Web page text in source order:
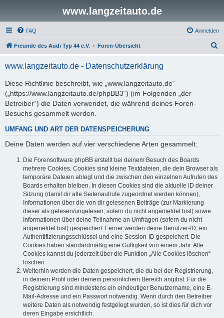
www.langzeitauto.de
FAQ Anmelden
Freunde des Audi Typ 44 e.V. Foren-Übersicht
www.langzeitauto.de - Datenschutzerklärung
Diese Richtlinie beschreibt, wie „www.langzeitauto.de“
(„https://www.langzeitauto.de/phpBB3“) (im Folgenden „der
Betreiber“) die Daten verwendet, die während deines Foren-
Besuchs gesammelt werden.
UMFANG UND ART DER DATENSPEICHERUNG
Deine Daten werden auf vier verschiedene Arten gesammelt:
Die Forensoftware phpBB erstellt bei deinem Besuch des Boards
mehrere Cookies. Cookies sind kleine Textdateien, die dein Browser als
temporäre Dateien ablegt und die zwischen den einzelnen Aufrufen des
Boards erhalten bleiben. In diesen Cookies sind die aktuelle ID deiner
Sitzung (damit dir alle Seitenaufrufe zugeordnet werden können),
Informationen über die von dir gelesenen Beiträge (zur Markierung
dieser als gelesen/ungelesen; sofern du nicht angemeldet bist) sowie
Informationen über deine Teilnahme an Umfragen (sofern du nicht
angemeldet bist) gespeichert. Ferner werden deine Benutzer-ID, ein
Authentifizierungsschlüssel und eine Session-ID gespeichert. Die
Cookies haben standardmäßig eine Gültigkeit von einem Jahr. Alle
Cookies kannst du jederzeit über die Funktion „Alle Cookies löschen“
löschen.
Weiterhin werden die Daten gespeichert, die du bei der Registrierung,
in deinem Profil oder deinem persönlichem Bereich angibst. Für die
Registrierung sind mindestens ein eindeutiger Benutzername, eine E-
Mail-Adresse und ein Passwort notwendig. Wenn durch den Betreiber
weitere Daten als notwendig festgelegt wurden, so ist dies für dich vor
deren Eingabe ersichtlich.